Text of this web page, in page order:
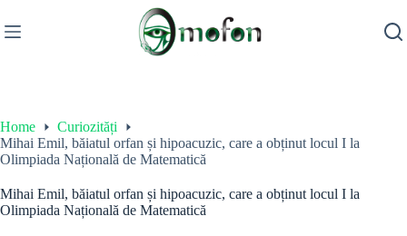
to
content
Home
Curiozități
Mihai Emil, băiatul orfan și hipoacuzic, care a obținut locul I la
Olimpiada Națională de Matematică
Mihai Emil, băiatul orfan și hipoacuzic, care a obținut locul I la
Olimpiada Națională de Matematică